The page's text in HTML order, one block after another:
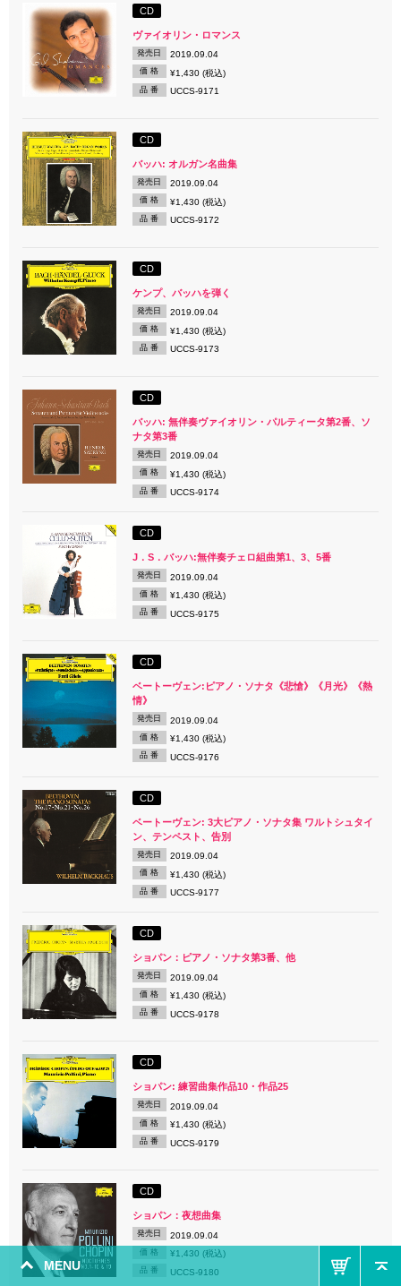
MENU
CD
ヴァイオリン・ロマンス
発売日 2019.09.04
価 格 ¥1,430 (税込)
品 番 UCCS-9171
CD
バッハ: オルガン名曲集
発売日 2019.09.04
価 格 ¥1,430 (税込)
品 番 UCCS-9172
CD
ケンプ、バッハを弾く
発売日 2019.09.04
価 格 ¥1,430 (税込)
品 番 UCCS-9173
CD
バッハ: 無伴奏ヴァイオリン・パルティータ第2番、ソ
ナタ第3番
発売日 2019.09.04
価 格 ¥1,430 (税込)
品 番 UCCS-9174
CD
J．S．バッハ:無伴奏チェロ組曲第1、3、5番
発売日 2019.09.04
価 格 ¥1,430 (税込)
品 番 UCCS-9175
CD
ベートーヴェン:ピアノ・ソナタ《悲愴》《月光》《熱
情》
発売日 2019.09.04
価 格 ¥1,430 (税込)
品 番 UCCS-9176
CD
ベートーヴェン: 3大ピアノ・ソナタ集 ワルトシュタイ
ン、テンペスト、告別
発売日 2019.09.04
価 格 ¥1,430 (税込)
品 番 UCCS-9177
CD
ショパン：ピアノ・ソナタ第3番、他
発売日 2019.09.04
価 格 ¥1,430 (税込)
品 番 UCCS-9178
CD
ショパン: 練習曲集作品10・作品25
発売日 2019.09.04
価 格 ¥1,430 (税込)
品 番 UCCS-9179
CD
ショパン：夜想曲集
発売日 2019.09.04
価 格 ¥1,430 (税込)
品 番 UCCS-9180